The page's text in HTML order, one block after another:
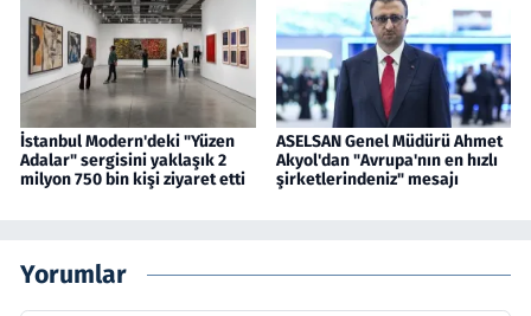
İstanbul Modern'deki "Yüzen
Adalar" sergisini yaklaşık 2
milyon 750 bin kişi ziyaret etti
ASELSAN Genel Müdürü Ahmet
Akyol'dan "Avrupa'nın en hızlı
şirketlerindeniz" mesajı
Yorumlar